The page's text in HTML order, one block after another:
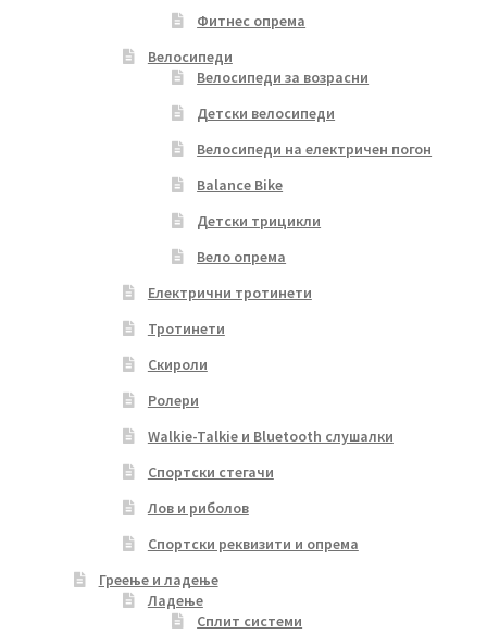
Фитнес опрема
Велосипеди
Велосипеди за возрасни
Детски велосипеди
Велосипеди на електричен погон
Balance Bike
Детски трицикли
Вело опрема
Електрични тротинети
Тротинети
Скироли
Ролери
Walkie-Talkie и Bluetooth слушалки
Спортски стегачи
Лов и риболов
Спортски реквизити и опрема
Греење и ладење
Ладење
Сплит системи